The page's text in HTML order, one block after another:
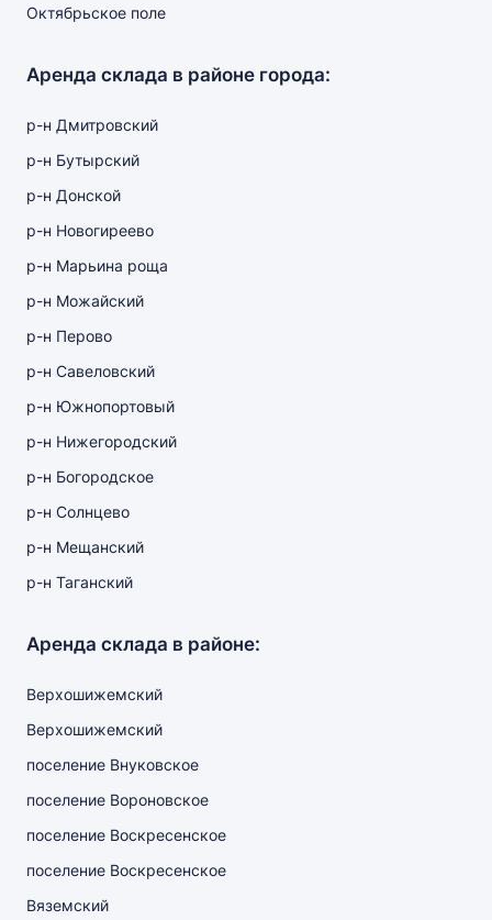
Октябрьское поле
Аренда склада в районе города:
р-н Дмитровский
р-н Бутырский
р-н Донской
р-н Новогиреево
р-н Марьина роща
р-н Можайский
р-н Перово
р-н Савеловский
р-н Южнопортовый
р-н Нижегородский
р-н Богородское
р-н Солнцево
р-н Мещанский
р-н Таганский
Аренда склада в районе:
Верхошижемский
Верхошижемский
поселение Внуковское
поселение Вороновское
поселение Воскресенское
поселение Воскресенское
Вяземский